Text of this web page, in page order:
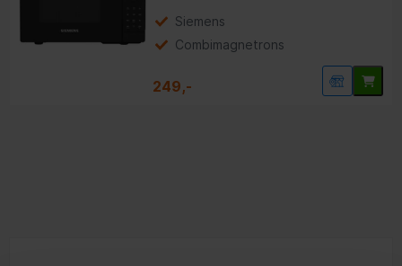
Siemens
Combimagnetrons
249,-